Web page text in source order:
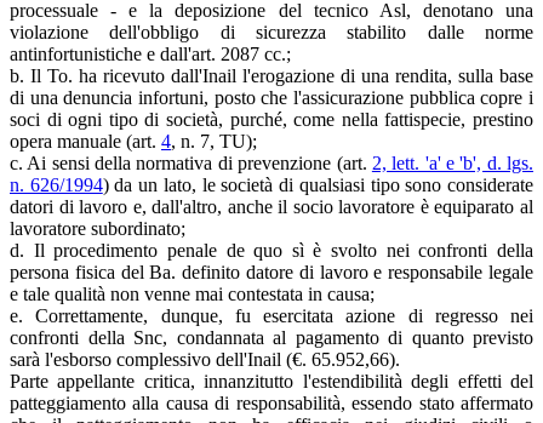
processuale - e la deposizione del tecnico Asl, denotano una
violazione dell'obbligo di sicurezza stabilito dalle norme
antinfortunistiche e dall'art. 2087 cc.;
b. Il To. ha ricevuto dall'Inail l'erogazione di una rendita, sulla base
di una denuncia infortuni, posto che l'assicurazione pubblica copre i
soci di ogni tipo di società, purché, come nella fattispecie, prestino
opera manuale (art. 4, n. 7, TU);
c. Ai sensi della normativa di prevenzione (art. 2, lett. 'a' e 'b', d. lgs.
n. 626/1994) da un lato, le società di qualsiasi tipo sono considerate
datori di lavoro e, dall'altro, anche il socio lavoratore è equiparato al
lavoratore subordinato;
d. Il procedimento penale de quo sì è svolto nei confronti della
persona fisica del Ba. definito datore di lavoro e responsabile legale
e tale qualità non venne mai contestata in causa;
e. Correttamente, dunque, fu esercitata azione di regresso nei
confronti della Snc, condannata al pagamento di quanto previsto
sarà l'esborso complessivo dell'Inail (€. 65.952,66).
Parte appellante critica, innanzitutto l'estendibilità degli effetti del
patteggiamento alla causa di responsabilità, essendo stato affermato